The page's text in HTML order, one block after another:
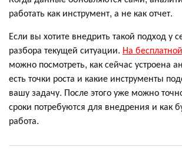
работать как инструмент, а не как отчет.
Если вы хотите внедрить такой подход у
разбора текущей ситуации. На
можно посмотреть, как сейчас устроена
есть точки роста и какие инструменты
вашу задачу. После этого уже можно
сроки потребуются для внедрения и как
работа.